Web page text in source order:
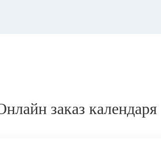
заказ календаря